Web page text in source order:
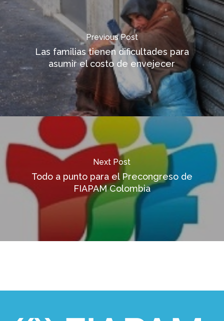
Previous Post
Las familias tienen dificultades para
asumir el costo de envejecer
Next Post
Todo a punto para el Precongreso de
FIAPAM Colombia